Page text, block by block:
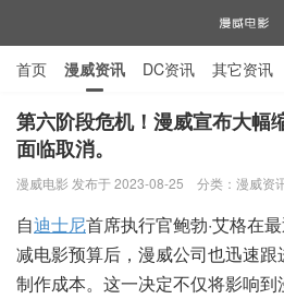
漫威电影
首页 漫威资讯 DC资讯 其它资讯
电视剧资源 漫威图片
第六阶段危机！漫威宣布大幅
面临取消。
漫威电影 发布于 2023-08-25 分类： 漫威资
自迪士尼首席执行官鲍勃·艾格在
减电影预算后，漫威公司也迅速
制作成本。这一决定不仅将影响